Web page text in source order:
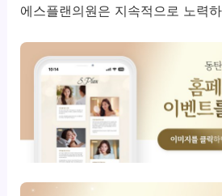
에스플랜의원은 지속적으로 노력